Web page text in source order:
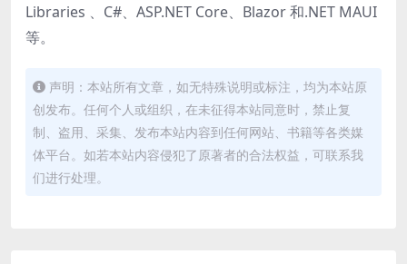
Libraries 、C#、ASP.NET Core、Blazor 和.NET MAUI
等。
声明：本站所有文章，如无特殊说明或标注，均为本站原
创发布。任何个人或组织，在未征得本站同意时，禁止复
制、盗用、采集、发布本站内容到任何网站、书籍等各类媒
体平台。如若本站内容侵犯了原著者的合法权益，可联系我
们进行处理。